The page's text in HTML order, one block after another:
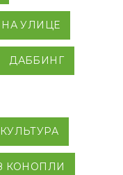
УЛИЦЕ
ДАББИНГ
КУЛЬТУРА
КОНОПЛИ